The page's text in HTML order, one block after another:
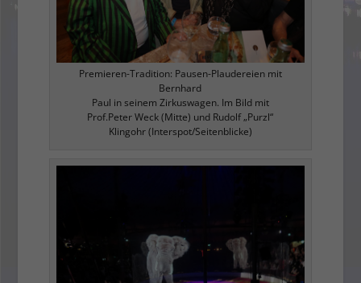
Premieren-Tradition: Pausen-Plaudereien mit
Bernhard
Paul in seinem Zirkuswagen. Im Bild mit
Prof.Peter Weck (Mitte) und Rudolf „Purzl“
Klingohr (Interspot/Seitenblicke)